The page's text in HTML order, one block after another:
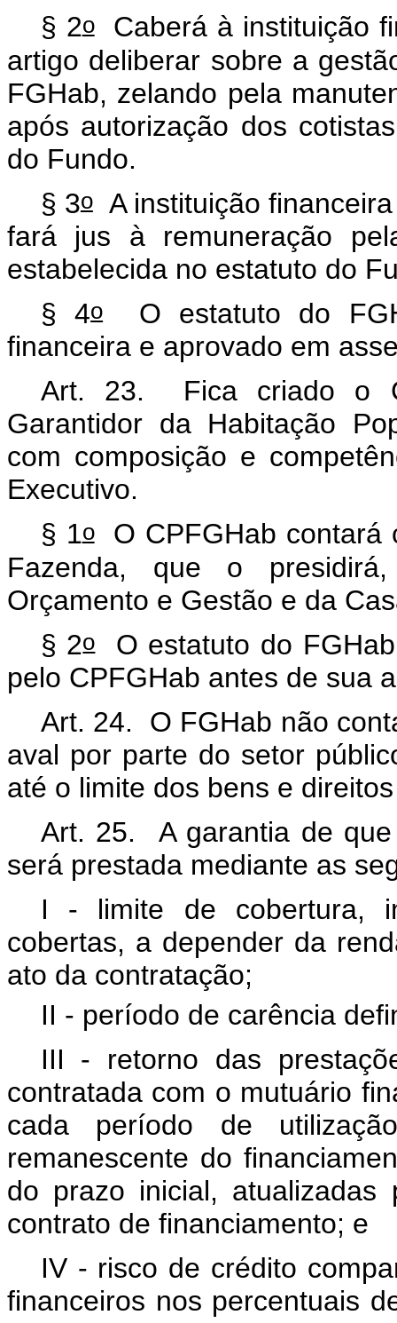
§ 2oCaberá à instituição
artigo deliberar sobre a
FGHab, zelando pela
após autorização dos
do Fundo.
§ 3oA instituição
fará jus à remuneração
estabelecida no estatuto do
§ 4oO estatuto do
financeira e aprovado em
Art. 23. Fica criado o
Garantidor da Habitação
com composição e
Executivo.
§ 1oO CPFGHab contará
Fazenda, que o
Orçamento e Gestão e da
§ 2oO estatuto do FGHab
pelo CPFGHab antes de sua
Art. 24. O FGHab não
aval por parte do setor
até o limite dos bens e
Art. 25. A garantia de
será prestada mediante as
I - limite de cobertura,
cobertas, a depender da
ato da contratação;
II - período de carência
III - retorno das
contratada com o mutuário
cada período de
remanescente do
do prazo inicial, atualizadas
contrato de financiamento; e
IV - risco de crédito
financeiros nos percentuais